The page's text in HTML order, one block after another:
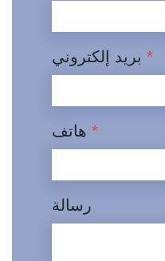
*
*
رسالة